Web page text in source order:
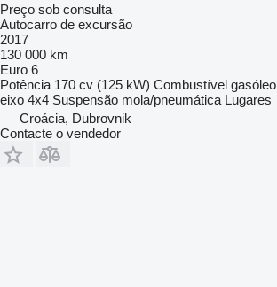
Preço sob consulta
Autocarro de excursão
2017
130 000 km
Euro 6
Potência 170 cv (125 kW) Combustível gasóleo
eixo 4x4 Suspensão mola/pneumática Lugares
Croácia, Dubrovnik
Contacte o vendedor